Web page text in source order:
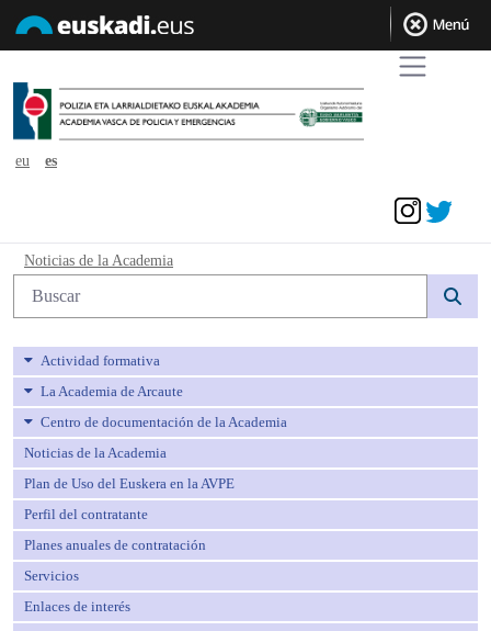
eu
es
Noticias de la Academia - avpe
Noticias de la Academia
Búsqueda web
Actividad formativa
La Academia de Arcaute
Centro de documentación de la Academia
Noticias de la Academia
Plan de Uso del Euskera en la AVPE
Perfil del contratante
Planes anuales de contratación
Servicios
Enlaces de interés